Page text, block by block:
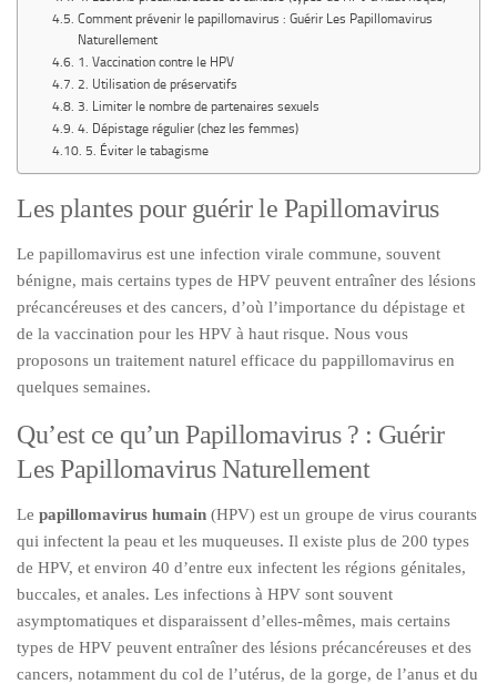
Comment prévenir le papillomavirus : Guérir Les Papillomavirus
Naturellement
1. Vaccination contre le HPV
2. Utilisation de préservatifs
3. Limiter le nombre de partenaires sexuels
4. Dépistage régulier (chez les femmes)
5. Éviter le tabagisme
Les plantes pour guérir le Papillomavirus
Le papillomavirus est une infection virale commune, souvent
bénigne, mais certains types de HPV peuvent entraîner des lésions
précancéreuses et des cancers, d’où l’importance du dépistage et
de la vaccination pour les HPV à haut risque. Nous vous
proposons un traitement naturel efficace du pappillomavirus en
quelques semaines.
Qu’est ce qu’un Papillomavirus ? : Guérir
Les Papillomavirus Naturellement
Le papillomavirus humain (HPV) est un groupe de virus courants
qui infectent la peau et les muqueuses. Il existe plus de 200 types
de HPV, et environ 40 d’entre eux infectent les régions génitales,
buccales, et anales. Les infections à HPV sont souvent
asymptomatiques et disparaissent d’elles-mêmes, mais certains
types de HPV peuvent entraîner des lésions précancéreuses et des
cancers, notamment du col de l’utérus, de la gorge, de l’anus et du